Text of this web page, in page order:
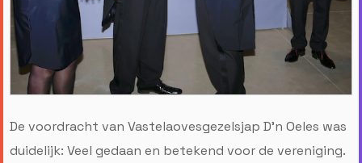
De voordracht van Vastelaovesgezelsjap D'n Oeles was
duidelijk: Veel gedaan en betekend voor de vereniging.